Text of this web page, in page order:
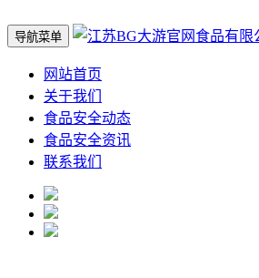
导航菜单
网站首页
关于我们
食品安全动态
食品安全资讯
联系我们